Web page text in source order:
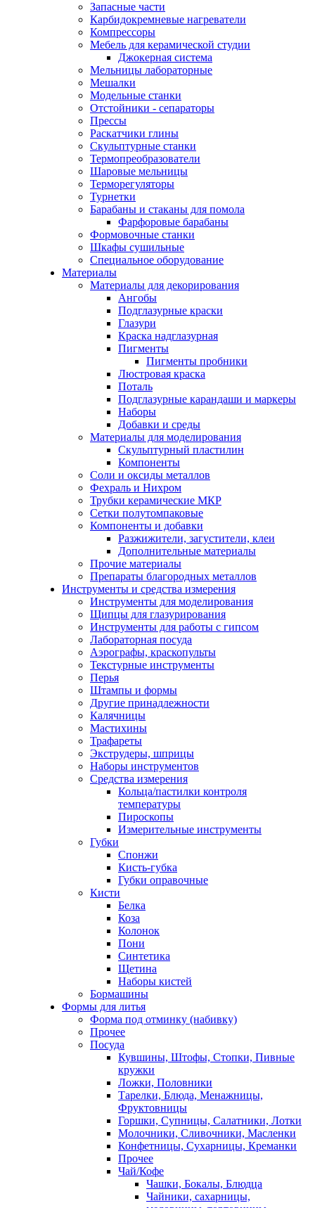
Запасные части
Карбидокремневые нагреватели
Компрессоры
Мебель для керамической студии
Джокерная система
Мельницы лабораторные
Мешалки
Модельные станки
Отстойники - сепараторы
Прессы
Раскатчики глины
Скульптурные станки
Термопреобразователи
Шаровые мельницы
Терморегуляторы
Турнетки
Барабаны и стаканы для помола
Фарфоровые барабаны
Формовочные станки
Шкафы сушильные
Специальное оборудование
Материалы
Материалы для декорирования
Ангобы
Подглазурные краски
Глазури
Краска надглазурная
Пигменты
Пигменты пробники
Люстровая краска
Поталь
Подглазурные карандаши и маркеры
Наборы
Добавки и среды
Материалы для моделирования
Скульптурный пластилин
Компоненты
Соли и оксиды металлов
Фехраль и Нихром
Трубки керамические МКР
Сетки полутомпаковые
Компоненты и добавки
Разжижители, загустители, клеи
Дополнительные материалы
Прочие материалы
Препараты благородных металлов
Инструменты и средства измерения
Инструменты для моделирования
Щипцы для глазурирования
Инструменты для работы с гипсом
Лабораторная посуда
Аэрографы, краскопульты
Текстурные инструменты
Перья
Штампы и формы
Другие принадлежности
Калячницы
Мастихины
Трафареты
Экструдеры, шприцы
Наборы инструментов
Средства измерения
Кольца/пастилки контроля
температуры
Пироскопы
Измерительные инструменты
Губки
Спонжи
Кисть-губка
Губки оправочные
Кисти
Белка
Коза
Колонок
Пони
Синтетика
Щетина
Наборы кистей
Бормашины
Формы для литья
Форма под отминку (набивку)
Прочее
Посуда
Кувшины, Штофы, Стопки, Пивные
кружки
Ложки, Половники
Тарелки, Блюда, Менажницы,
Фруктовницы
Горшки, Супницы, Салатники, Лотки
Молочники, Сливочники, Масленки
Конфетницы, Сухарницы, Креманки
Прочее
Чай/Кофе
Чашки, Бокалы, Блюдца
Чайники, сахарницы,